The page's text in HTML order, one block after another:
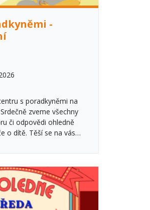
-
s poradkyněmi na
zveme všechny
či odpovědi ohledně
o dítě. Těší se na vás